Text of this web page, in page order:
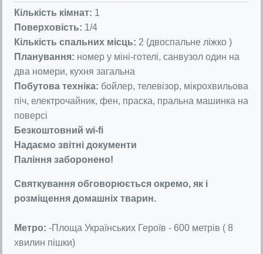
Кількість кімнат: 1
Поверховість: 1/4
Кількість спальних місць: 2 (двоспальне ліжко )
Планування: номер у міні-готелі, санвузол один на
два номери, кухня загальна
Побутова техніка: бойлер, телевізор, мікрохвильова
піч, електрочайник, фен, праска, пральна машинка на
поверсі
Безкоштовний wi-fi
Надаємо звітні документи
Паління заборонено!
Святкування обговорюється окремо, як і
розміщення домашніх тварин.
Метро: -Площа Українських Героїв - 600 метрів ( 8
хвилин пішки)